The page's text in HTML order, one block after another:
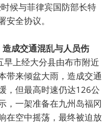
候与菲律宾国防部长特
全协议。
造成交通混乱与人员伤
早上经大分县由布市附近
带来倾盆大雨，造成交通
，但最高时速仍达126公
，一架准备在九州岛福冈
在空中摇荡，最终被迫放